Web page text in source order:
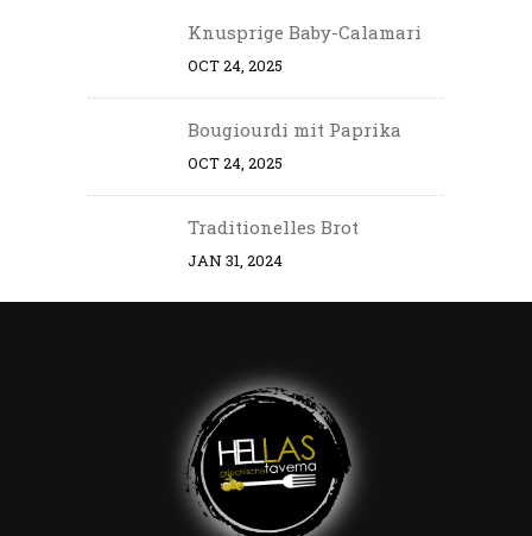
Knusprige Baby-Calamari
OCT 24, 2025
Bougiourdi mit Paprika
OCT 24, 2025
Traditionelles Brot
JAN 31, 2024